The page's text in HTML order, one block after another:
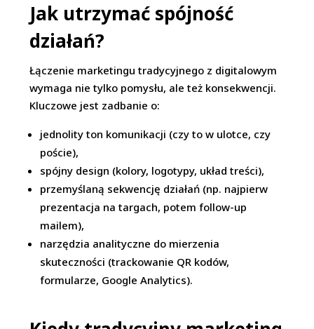
Jak utrzymać spójność
działań?
Łączenie marketingu tradycyjnego z digitalowym
wymaga nie tylko pomysłu, ale też konsekwencji.
Kluczowe jest zadbanie o:
jednolity ton komunikacji (czy to w ulotce, czy
poście),
spójny design (kolory, logotypy, układ treści),
przemyślaną sekwencję działań (np. najpierw
prezentacja na targach, potem follow-up
mailem),
narzędzia analityczne do mierzenia
skuteczności (trackowanie QR kodów,
formularze, Google Analytics).